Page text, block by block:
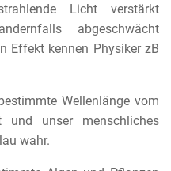
Licht verstärkt
abgeschwächt
Effekt kennen Physiker zB
Wellenlänge vom
und unser menschliches
wahr.